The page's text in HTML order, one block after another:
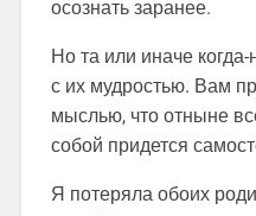
осознать заранее.
Но та или иначе
с их мудростью. Вам
мыслью, что отныне
собой придется
Я потеряла обоих